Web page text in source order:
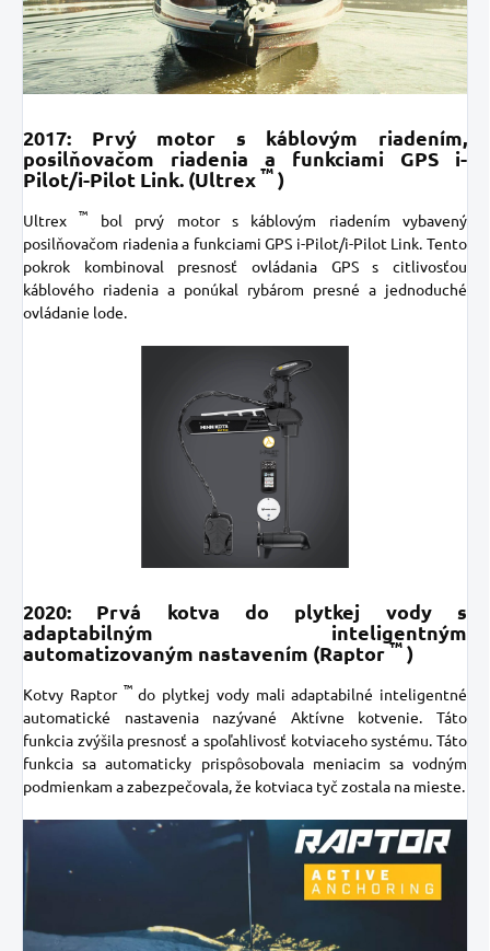
2017: Prvý motor s káblovým riadením,
posilňovačom riadenia a funkciami GPS i-
Pilot/i-Pilot Link. (Ultrex ™ )
Ultrex ™
bol prvý motor s káblovým riadením vybavený
posilňovačom riadenia a funkciami GPS i-Pilot/i-Pilot Link. Tento
pokrok kombinoval presnosť ovládania GPS s citlivosťou
káblového riadenia a ponúkal rybárom presné a jednoduché
ovládanie lode.
2020: Prvá kotva do plytkej vody s
adaptabilným inteligentným
automatizovaným nastavením (Raptor ™ )
Kotvy Raptor ™ do plytkej vody mali adaptabilné inteligentné
automatické nastavenia nazývané Aktívne kotvenie. Táto
funkcia zvýšila presnosť a spoľahlivosť kotviaceho systému. Táto
funkcia sa automaticky prispôsobovala meniacim sa vodným
podmienkam a zabezpečovala, že kotviaca tyč zostala na mieste.